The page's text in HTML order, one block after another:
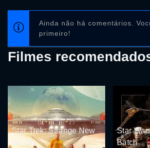
Ainda não há comentários.
primeiro!
Filmes
Star Trek: Strange New
Worlds
Star
Batch